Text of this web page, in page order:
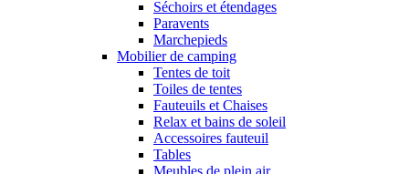
Séchoirs et étendages
Paravents
Marchepieds
Mobilier de camping
Tentes de toit
Toiles de tentes
Fauteuils et Chaises
Relax et bains de soleil
Accessoires fauteuil
Tables
Meubles de plein air